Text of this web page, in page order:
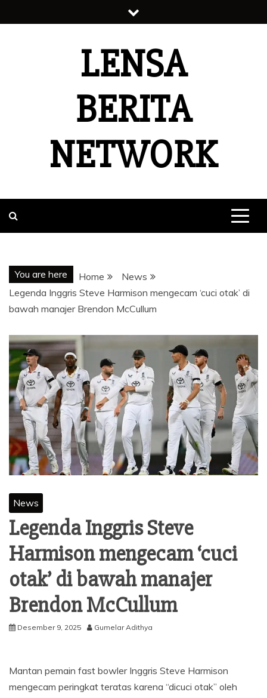
to
LENSA
BERITA
NETWORK
You are here Home
News
Legenda Inggris Steve Harmison mengecam ‘cuci otak’ di
bawah manajer Brendon McCullum
News
Legenda Inggris Steve
Harmison mengecam ‘cuci
otak’ di bawah manajer
Brendon McCullum
Desember 9, 2025 Gumelar Adithya
Mantan pemain fast bowler Inggris Steve Harmison
mengecam peringkat teratas karena “dicuci otak” oleh